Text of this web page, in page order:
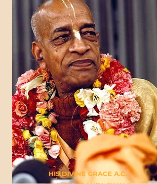
HIS DIVINE GRACE A.C.